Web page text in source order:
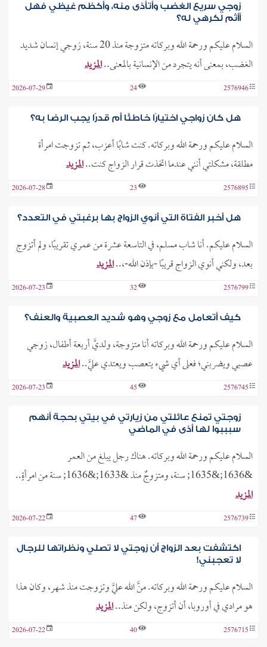
زوجي سريع الغضب وأتأذى منه، وأكظم غيظي فهل
أأثم لكرهي له؟
السلام عليكم ورحمة الله وبركاته متزوجة منذ 20 سنة، زوجي إنسان شديد
الغضب، بمعنى أنه يتجرد من الإنسانية بالمعنى..المزيد
2576946
24
2026-07-29
هل كان زواجي اختيارًا خاطئًا أم قدرًا يجب الرضا به؟
السلام عليكم ورحمة الله وبركاته. كنت شابًا أعزب، ثم تزوجت امرأة
مطلقة، مشكلتي أنني عندما اتخذت قرار الزواج كنت..المزيد
2576895
23
2026-07-28
هل أخبر الفتاة التي أنوي الزواج بها برغبتي في التعدد؟
السلام عليكم. أنا شاب مسلم، في التاسعة عشرة من عمري تقريبًا، ولم أتزوج
بعد، ولكني أنوي الزواج قريبًا -بإذن الله-،..المزيد
2576799
32
2026-07-23
كيف أتعامل مع زوجي وهو شديد العصبية والعنف؟
السلام عليكم ورحمة الله وبركاته أنا متزوجة، ولديَّ أربعة أطفال، زوجي
عصبي ويضربني؛ فعلى أي شيء يتعصب ويعتدي عليَّ..المزيد
2576745
45
2026-07-23
زوجتي تمنع عائلتي من زيارتي في بيتي بحجة أنهم
سبببوا لها أذى في الماضي
السلام عليكم ورحمة الله وبركاته. هناك رجل يبلغ من العمر
&1636;&1635; سنة، ومتزوجٌ منذ &1633;&1636; سنة من امرأةٍ..
المزيد
2576739
47
2026-07-22
اكتشفت بعد الزواج أن زوجتي لا تصلي ونظراتها للرجال
لا تعجبني!
السلام عليكم ورحمة الله وبركاته. منَّ الله عليَّ وتزوجت منذ شهر، وكان هذا
هو مرادي في أوروبا، أن أتزوج، ولكن منذ..المزيد
2576715
40
2026-07-22